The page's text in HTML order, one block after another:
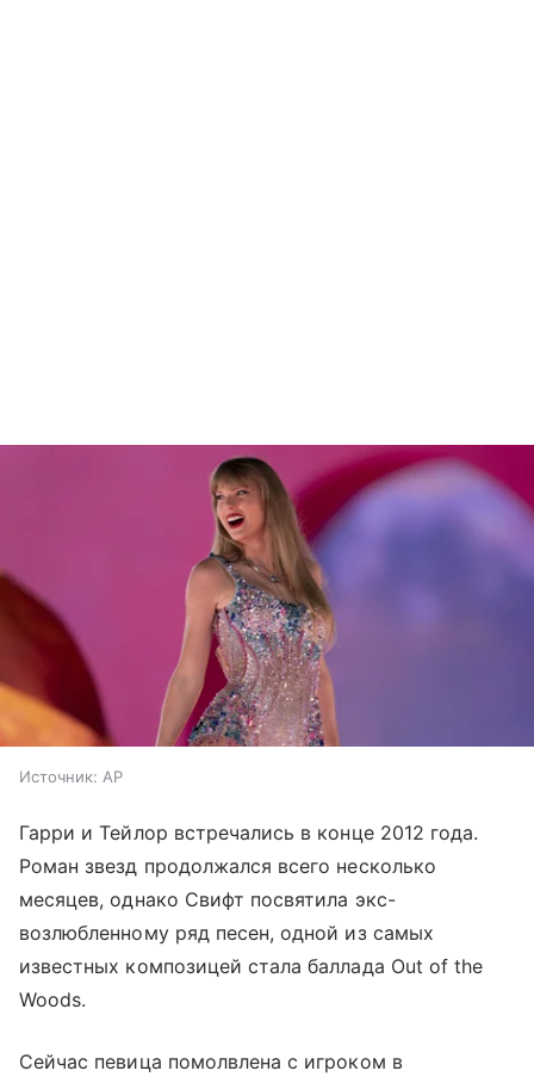
Источник: AP
Гарри и Тейлор встречались в конце 2012 года.
Роман звезд продолжался всего несколько
месяцев, однако Свифт посвятила экс-
возлюбленному ряд песен, одной из самых
известных композицей стала баллада Out of the
Woods.
Сейчас певица помолвлена с игроком в